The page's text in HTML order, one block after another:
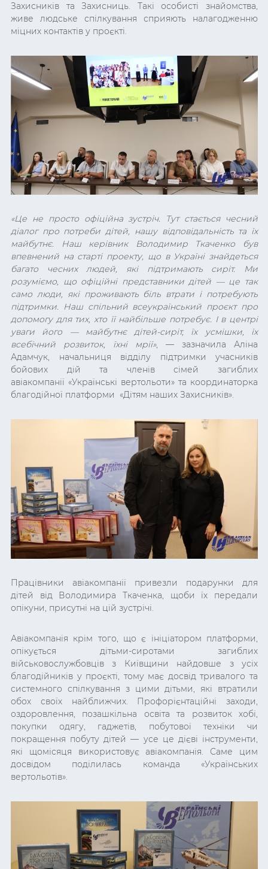
Захисників та Захисниць. Такі особисті знайомства,
живе людське спілкування сприяють налагодженню
міцних контактів у проєкті.
«Це не просто офіційна зустріч. Тут стається чесний
діалог про потреби дітей, нашу відповідальність та їх
майбутнє. Наш керівник Володимир Ткаченко був
впевнений на старті проекту, що в Україні знайдеться
багато чесних людей, які підтримають сиріт. Ми
розуміємо, що офіційні представники дітей — це так
само люди, які проживають біль втрати і потребують
підтримки. Наш спільний всеукраїнський проєкт про
допомогу для тих, хто її найбільше потребує. І в центрі
уваги його —майбутнє дітей-сиріт, їх усмішки, їх
всебічний розвиток, їхні мрії», — зазначила Аліна
Адамчук, начальниця відділу підтримки учасників
бойових дій та членів сімей загиблих
авіакомпанії «Українські вертольоти» та координаторка
благодійної платформи «Дітям наших Захисників».
Працівники авіакомпанії привезли подарунки для
дітей від Володимира Ткаченка, щоби їх передали
опікуни, присутні на цій зустрічі.
Авіакомпанія крім того, що є ініціатором платформи,
опікується дітьми-сиротами загиблих
військовослужбовців з Київщини найдовше з усіх
благодійників у проєкті, тому має досвід тривалого та
системного спілкування з цими дітьми, які втратили
обох своїх найближчих. Профорієнтаційні заходи,
оздоровлення, позашкільна освіта та розвиток хобі,
покупки одягу, гаджетів, побутової техніки чи
покращення побуту дітей— усе це дієві інструменти,
які щомісяця використовує авіакомпанія. Саме цим
досвідом поділилась команда «Українських
вертольотів».